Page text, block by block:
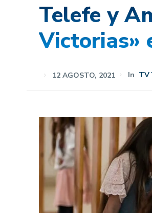
Telefe y
Victorias»
12 AGOSTO, 2021 In TV